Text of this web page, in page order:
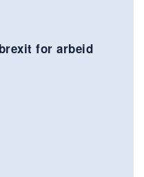
for arbeid